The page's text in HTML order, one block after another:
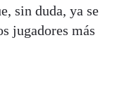
sin duda, ya se
jugadores más